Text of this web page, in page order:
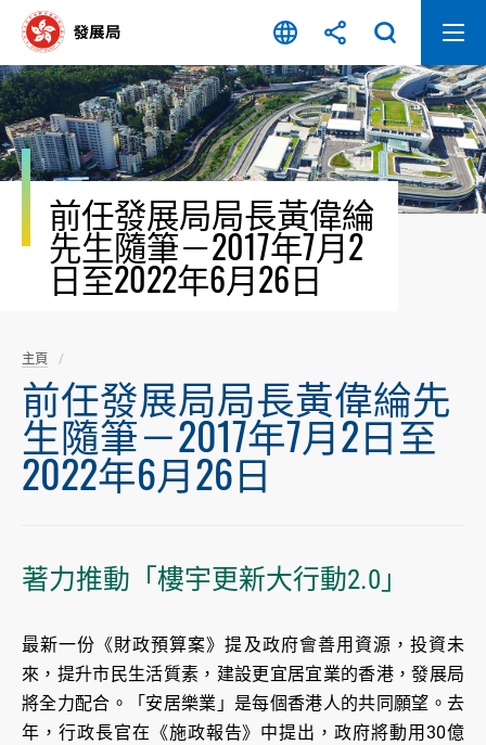
容
開
始
前任發展局局長黃偉綸
先生隨筆－2017年7月2
日至2022年6月26日
主頁
前任發展局局長黃偉綸先
生隨筆－2017年7月2日至
2022年6月26日
著力推動「樓宇更新大行動2.0」
最新一份《財政預算案》提及政府會善用資源，投資未
來，提升市民生活質素，建設更宜居宜業的香港，發展局
將全力配合。「安居樂業」是每個香港人的共同願望。去
年，行政長官在《施政報告》中提出，政府將動用30億